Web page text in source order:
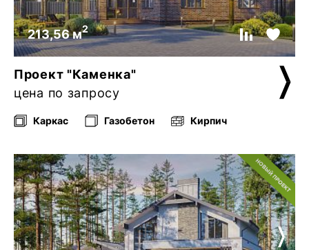
213,56 м2
Проект "Каменка"
цена по запросу
Каркас Газобетон Кирпич